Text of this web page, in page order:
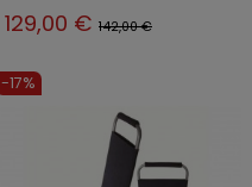
129,00 € 142,00 €
-17%